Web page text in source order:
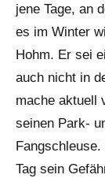
jene Tage, an
es im Winter
Hohm. Er sei
auch nicht in
mache aktuell
seinen Park-
Tag sein